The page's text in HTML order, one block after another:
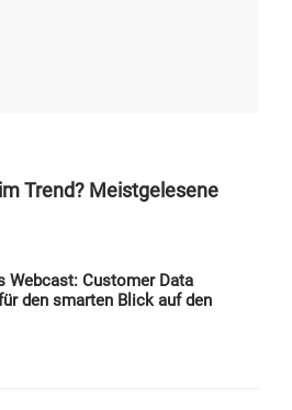
Trend? Meistgelesene
Webcast: Customer Data
den smarten Blick auf den